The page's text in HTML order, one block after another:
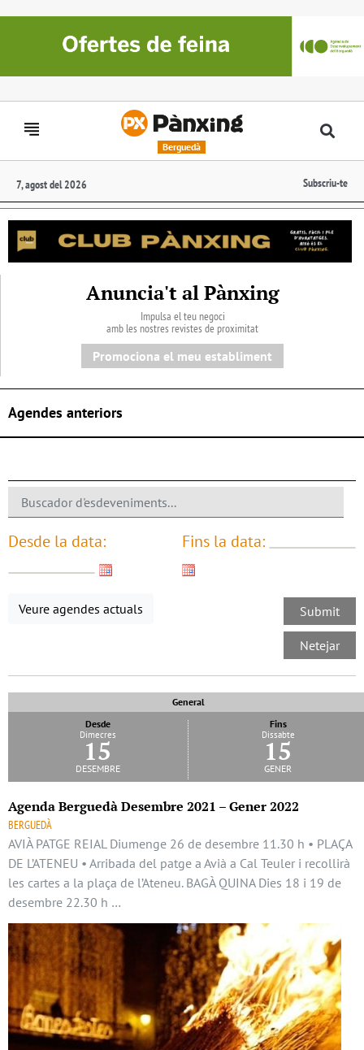
Berguedà
7, agost del 2026 Subscriu-te
Anuncia't al Pànxing
Impulsa el teu negoci
amb les nostres revistes de proximitat
Promociona el meu establiment
Agendes anteriors
Desde la data: Fins la data:
Veure agendes actuals
General
Desde
Dimecres
15
desembre
Fins
Dissabte
15
gener
Agenda Berguedà Desembre 2021 – Gener 2022
BERGUEDÀ
AVIÀ PATGE REIAL Diumenge 26 de desembre 11.30 h • PLAÇA
DE L’ATENEU • Arribada del patge a Avià a Cal Teuler i recollirà
les cartes a la plaça de l’Ateneu. BAGÀ QUINA Dies 18 i 19 de
desembre 22.30 h …